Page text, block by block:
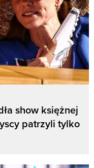
show księżnej
patrzyli tylko